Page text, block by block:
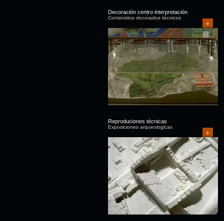
Decoración centro interpretación
Contenidos decorados técnicos
+
Reproduciones técnicas
Exposiciones arqueologicas
+